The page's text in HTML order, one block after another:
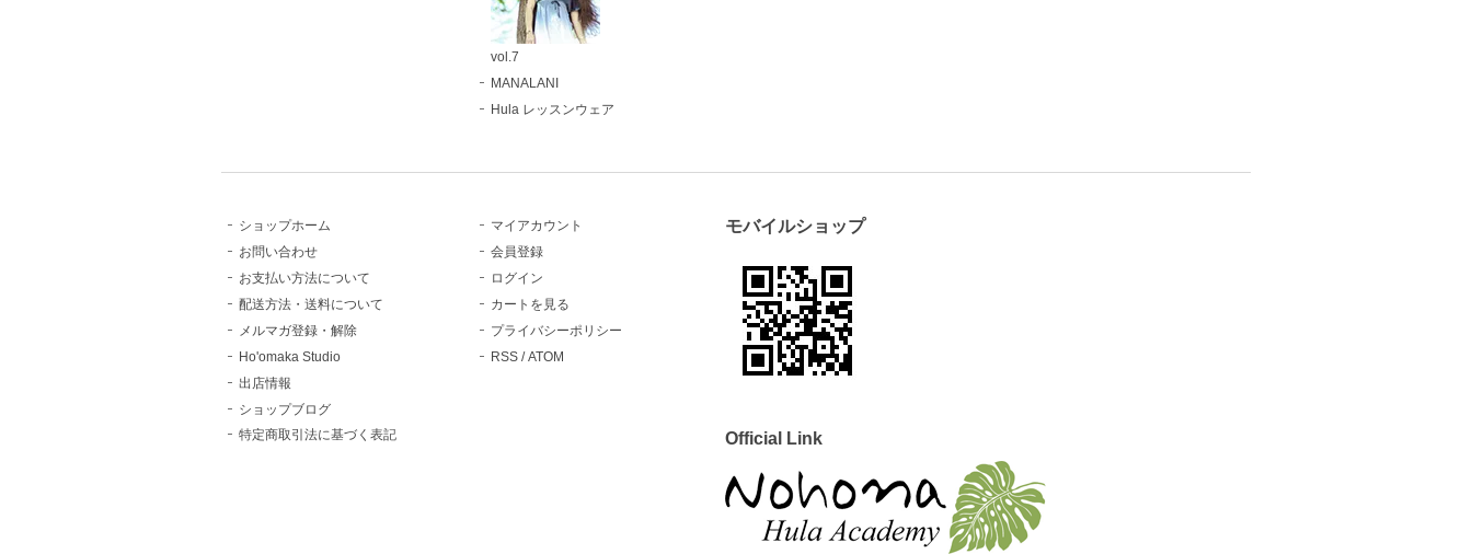
vol.7
MANALANI
Hula レッスンウェア
ショップホーム
お問い合わせ
お支払い方法について
配送方法・送料について
メルマガ登録・解除
Ho'omaka Studio
出店情報
ショップブログ
特定商取引法に基づく表記
マイアカウント
会員登録
ログイン
カートを見る
プライバシーポリシー
RSS /ATOM
モバイルショップ
Official Link